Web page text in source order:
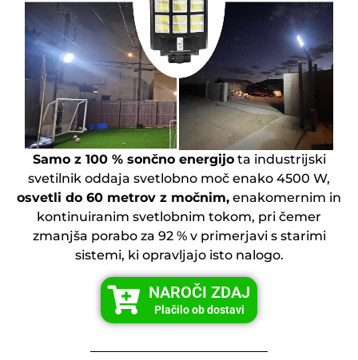
Samo z 100 % sončno energijota industrijski
svetilnik oddaja svetlobno moč enako 4500 W,
osvetli do 60 metrov z močnim, enakomernim in
kontinuiranim svetlobnim tokom, pri čemer
zmanjša porabo za 92 % v primerjavi s starimi
sistemi, ki opravljajo isto nalogo.
NAROČI ZDAJ
Plačilo ob dostavi